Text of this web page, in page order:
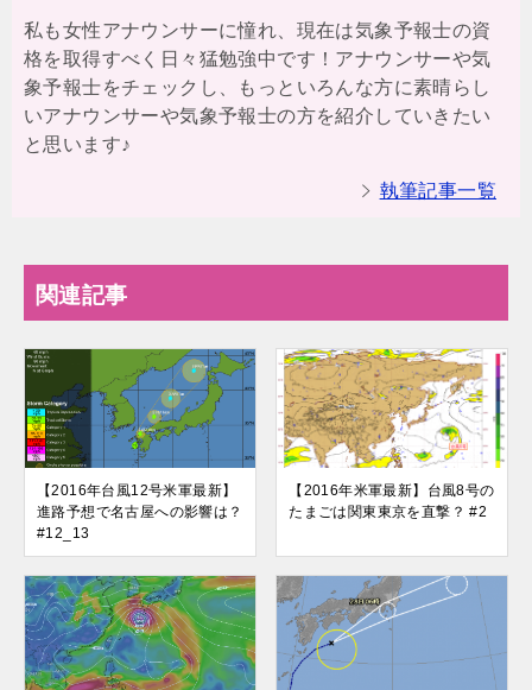
私も女性アナウンサーに憧れ、現在は気象予報士の資
格を取得すべく日々猛勉強中です！アナウンサーや気
象予報士をチェックし、もっといろんな方に素晴らし
いアナウンサーや気象予報士の方を紹介していきたい
と思います♪
執筆記事一覧
関連記事
【2016年台風12号米軍最新】
進路予想で名古屋への影響は？
#12_13
【2016年米軍最新】台風8号の
たまごは関東東京を直撃？ #2